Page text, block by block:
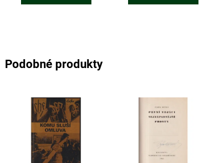
Podobné produkty